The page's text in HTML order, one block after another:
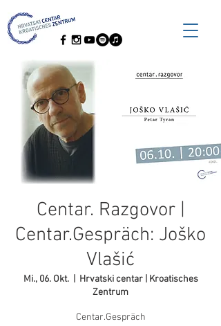
Centar. Razgovor |
Centar.Gespräch: Joško
Vlašić
Mi., 06. Okt.
  |
Hrvatski centar | Kroatisches
Zentrum
Centar.Gespräch